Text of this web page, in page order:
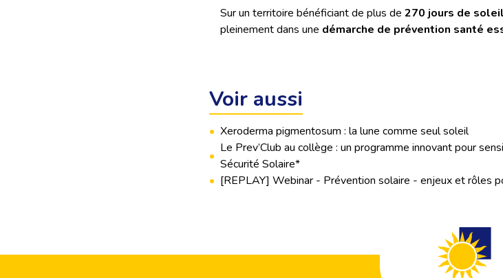
Sur un territoire bénéficiant de plus de 270 jours de
pleinement dans une démarche de prévention santé
Voir aussi
• Xeroderma pigmentosum : la lune comme seul soleil
•
Le Prev’Club au collège : un programme innovant pour
Sécurité Solaire*
• [REPLAY] Webinar - Prévention solaire - enjeux et rôles